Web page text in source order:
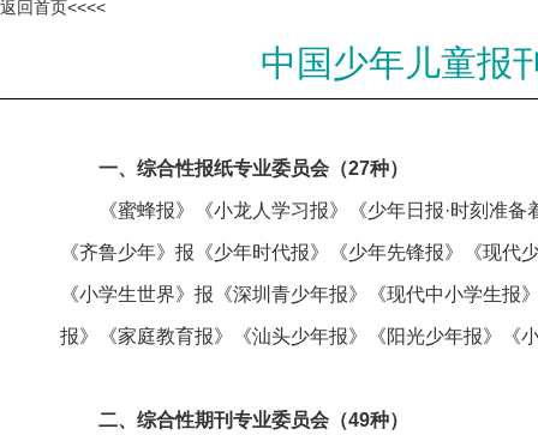
返回首页<<<<
中国少年儿童报
一、综合性报纸专业委员会（27种）
《蜜蜂报》《小龙人学习报》《少年日报·时刻准备
《齐鲁少年》报《少年时代报》《少年先锋报》《现
《小学生世界》报《深圳青少年报》《现代中小学生
报》《家庭教育报》《汕头少年报》《阳光少年报》《
二、综合性期刊专业委员会（49种）